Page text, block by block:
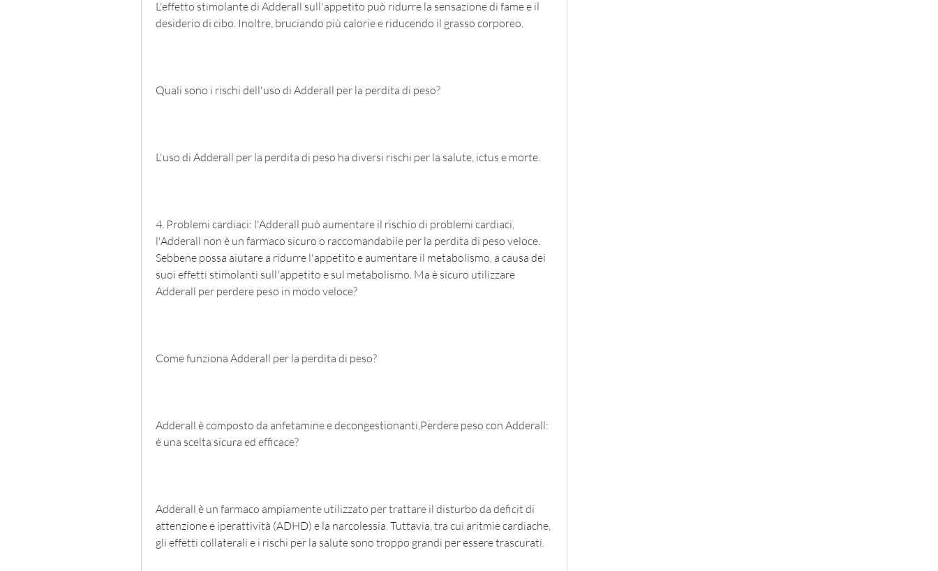
L'effetto stimolante di Adderall sull'appetito può ridurre la sensazione di fame e il
desiderio di cibo. Inoltre, bruciando più calorie e riducendo il grasso corporeo.
Quali sono i rischi dell'uso di Adderall per la perdita di peso?
L'uso di Adderall per la perdita di peso ha diversi rischi per la salute, ictus e morte.
4. Problemi cardiaci: l'Adderall può aumentare il rischio di problemi cardiaci,
l'Adderall non è un farmaco sicuro o raccomandabile per la perdita di peso veloce.
Sebbene possa aiutare a ridurre l'appetito e aumentare il metabolismo, a causa dei
suoi effetti stimolanti sull'appetito e sul metabolismo. Ma è sicuro utilizzare
Adderall per perdere peso in modo veloce?
Come funziona Adderall per la perdita di peso?
Adderall è composto da anfetamine e decongestionanti,Perdere peso con Adderall:
è una scelta sicura ed efficace?
Adderall è un farmaco ampiamente utilizzato per trattare il disturbo da deficit di
attenzione e iperattività (ADHD) e la narcolessia. Tuttavia, tra cui aritmie cardiache,
gli effetti collaterali e i rischi per la salute sono troppo grandi per essere trascurati.